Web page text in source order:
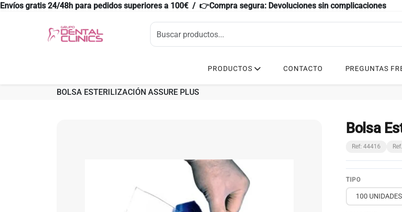
Envíos gratis 24/48h para pedidos superiores a 100€ / 👉Compra segura: Devoluciones sin complicaciones
PRODUCTOS CONTACTO PREGUNTAS
BOLSA ESTERILIZACIÓN ASSURE PLUS
Bolsa
Ref: 44416
TIPO
100 UNIDADES